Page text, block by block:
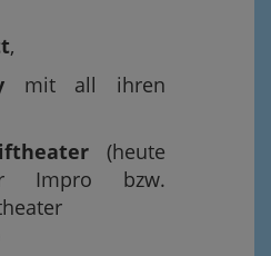
,
mit all ihren
(heute
Impro bzw.